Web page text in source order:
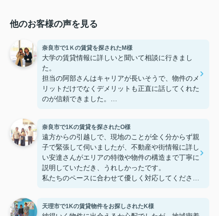
他のお客様の声を見る
奈良市で1Ｋの賃貸を探されたM様
大学の賃貸情報に詳しいと聞いて相談に行きまし
た。
担当の阿部さんはキャリアが長いそうで、物件のメ
リットだけでなくデメリットも正直に話してくれた
のが信頼できました。
す。
奈良市で1Kの賃貸を探されたO様
遠方からの引越しで、現地のことが全く分からず親
子で緊張して伺いましたが、不動産や街情報に詳し
い安達さんがエリアの特徴や物件の構造まで丁寧に
説明していただき、うれしかったです。
私たちのペースに合わせて優しく対応してくださっ
り、感謝しています。安達さん、ありがとうござい
天理市で1Kの賃貸物件をお探しされたK様